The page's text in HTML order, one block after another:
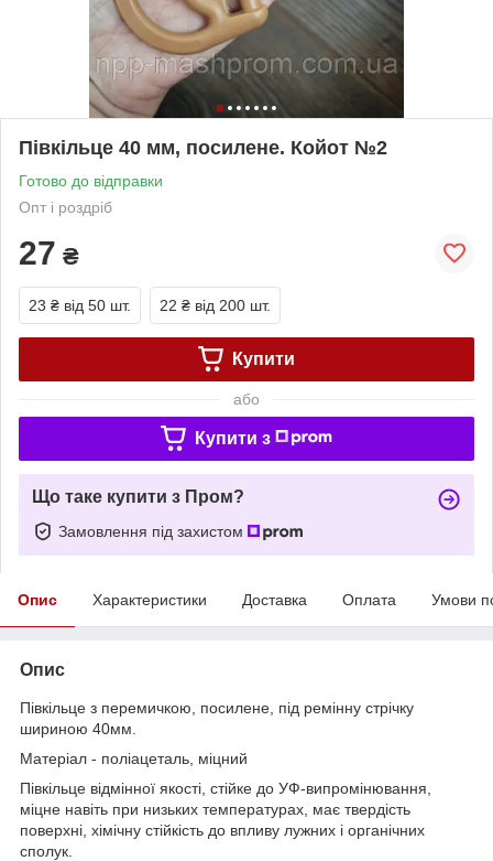
Півкільце 40 мм, посилене. Койот №2
Готово до відправки
Опт і роздріб
27 ₴
23 ₴ від 50 шт. 22 ₴ від 200 шт.
Купити
або
Купити з
Що таке купити з Пром?
Замовлення під захистом
Опис Характеристики Доставка Оплата Умови
Опис
Півкільце з перемичкою, посилене, під ремінну стрічку
шириною 40мм.
Матеріал - поліацеталь, міцний
Півкільце відмінної якості, стійке до УФ-випромінювання,
міцне навіть при низьких температурах, має твердість
поверхні, хімічну стійкість до впливу лужних і органічних
сполук.